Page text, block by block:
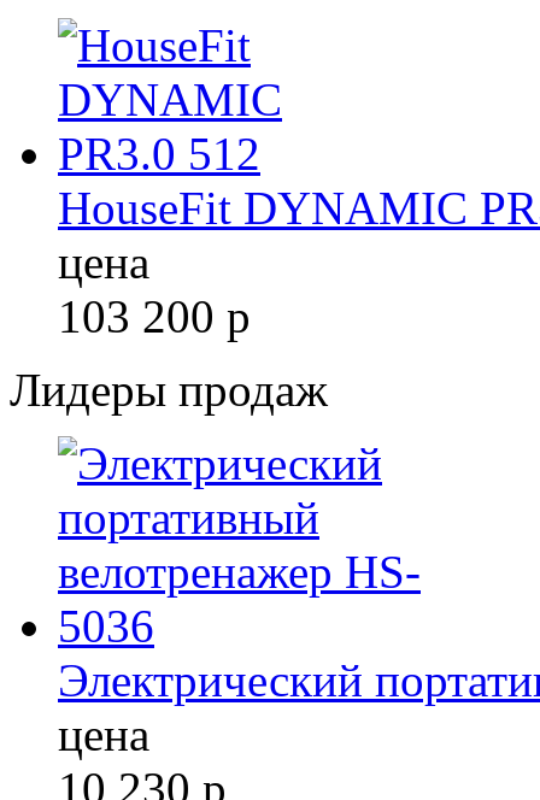
HouseFit DYNAMIC
цена
103 200 р
Лидеры продаж
Электрический
цена
10 230 р